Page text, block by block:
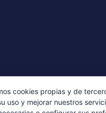
cookies propias y de
uso y mejorar nuestros